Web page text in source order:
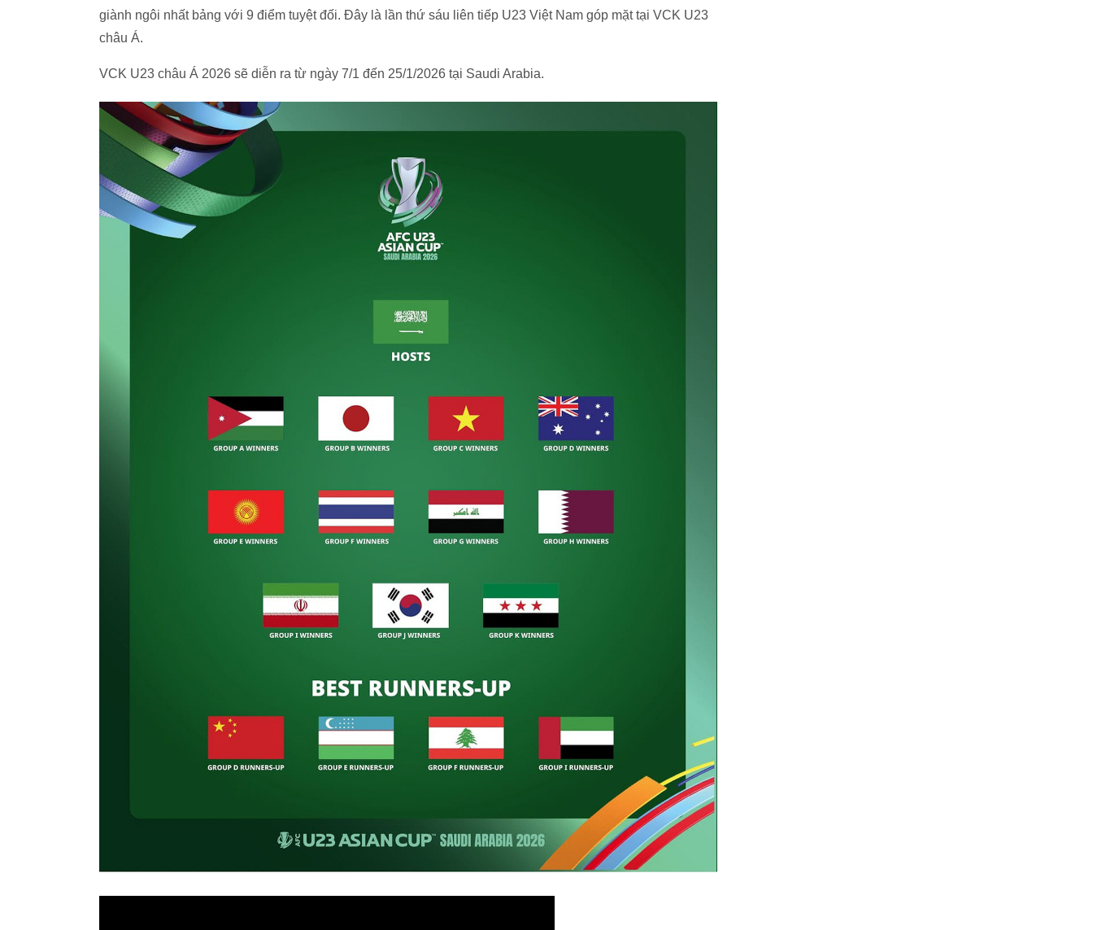
giành ngôi nhất bảng với 9 điểm tuyệt đối. Đây là lần thứ sáu liên tiếp U23 Việt Nam góp mặt tại VCK U23
châu Á.
VCK U23 châu Á 2026 sẽ diễn ra từ ngày 7/1 đến 25/1/2026 tại Saudi Arabia.